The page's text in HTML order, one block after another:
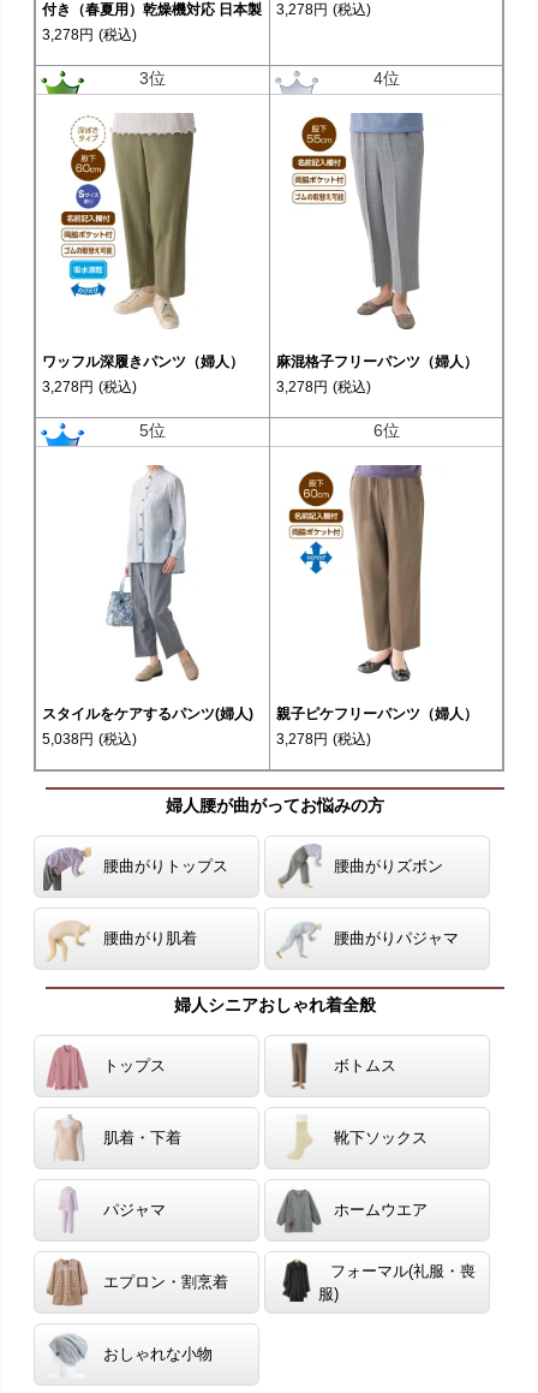
付き（春夏用）乾燥機対応 日本製
3,278円 (税込)
3,278円 (税込)
3位
ワッフル深履きパンツ（婦人）
3,278円 (税込)
4位
麻混格子フリーパンツ（婦人）
3,278円 (税込)
5位
スタイルをケアするパンツ(婦人)
5,038円 (税込)
6位
親子ピケフリーパンツ（婦人）
3,278円 (税込)
婦人腰が曲がってお悩みの方
腰曲がりトップス 腰曲がりズボン
腰曲がり肌着 腰曲がりパジャマ
婦人シニアおしゃれ着全般
トップス ボトムス
肌着・下着 靴下ソックス
パジャマ ホームウエア
エプロン・割烹着
フォーマル(礼服・喪
服)
おしゃれな小物